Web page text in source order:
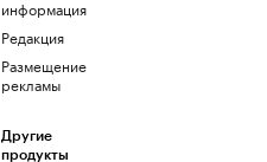
информация
Редакция
Размещение
рекламы
Другие
продукты